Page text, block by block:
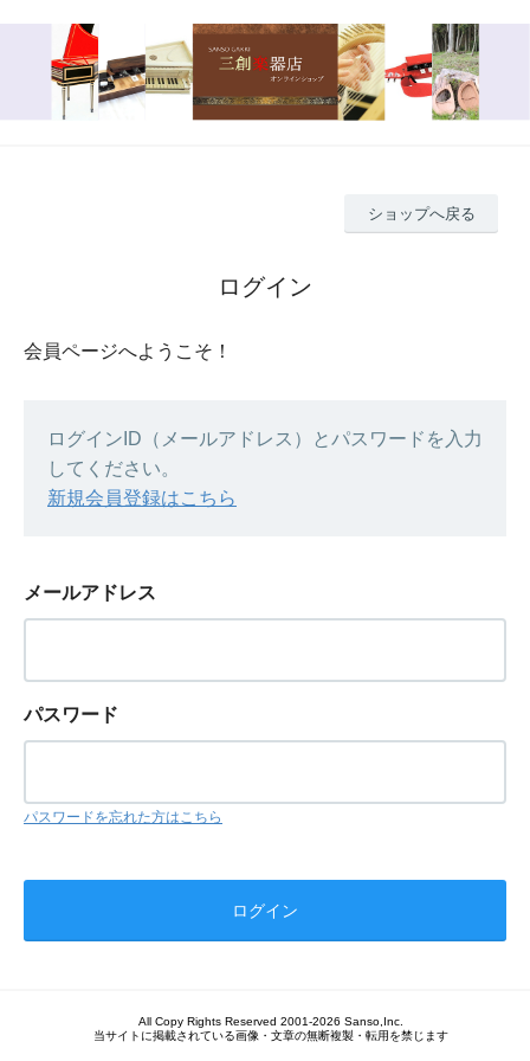
ショップへ戻る
ログイン
会員ページへようこそ！
ログインID（メールアドレス）とパスワードを入力
してください。
新規会員登録はこちら
メールアドレス
パスワード
パスワードを忘れた方はこちら
All Copy Rights Reserved 2001-2026 Sanso,Inc.
当サイトに掲載されている画像・文章の無断複製・転用を禁じます